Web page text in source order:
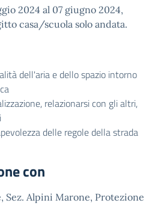
2024 al 07 giugno 2024,
casa/scuola solo andata.
dell'aria e dello spazio intorno
relazionarsi con gli altri,
delle regole della strada
con
Sez. Alpini Marone, Protezione